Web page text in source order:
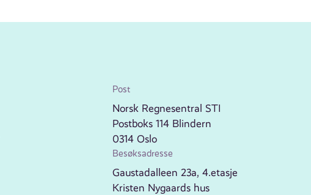
Post
Norsk Regnesentral STI
Postboks 114 Blindern
0314 Oslo
Besøksadresse
Gaustadalleen 23a, 4.etasje
Kristen Nygaards hus